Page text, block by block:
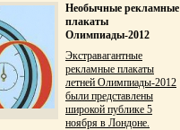
Необычные рекламные
плакаты
Олимпиады-2012
Экстравагантные
рекламные плакаты
летней Олимпиады-2012
были представлены
широкой публике 5
ноября в Лондоне.